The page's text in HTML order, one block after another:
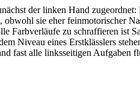
der linken Hand
sie eher feinmotorischer
Farbverläufe zu schraffieren ist
Niveau eines Erstklässlers
fast alle linksseitigen